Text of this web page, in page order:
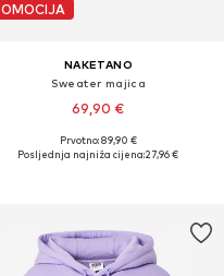
NAKETANO
Sweater majica
69,90 €
Dostupne veličine: S, M, L
Prvotno: 89,90 €
Posljednja najniža cijena:27,96 €